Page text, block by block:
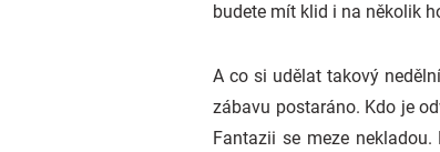
budete mít klid i na několik
A co si udělat takový
zábavu postaráno. Kdo je
Fantazii se meze